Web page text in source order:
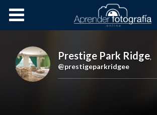
Cursos OnLine
Prestige Park Ridge,
@prestigeparkridgee